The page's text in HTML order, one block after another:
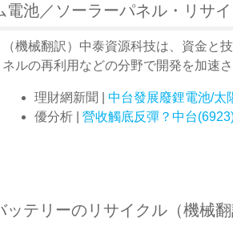
池／ソーラーパネル・リサ
（機械翻訳）中泰資源科技は、資金と
ネルの再利用などの分野で開発を加速
理財網新聞 | 中台發展廢鋰電池/太
優分析 | 營收觸底反彈？中台
テリーのリサイクル（機械翻